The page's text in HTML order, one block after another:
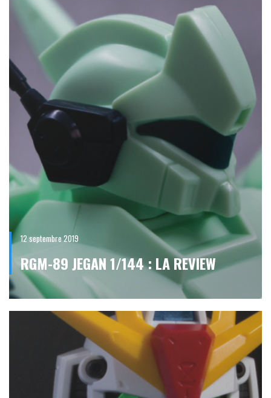
12 septembre 2019
RGM-89 JEGAN 1/144 : LA REVIEW